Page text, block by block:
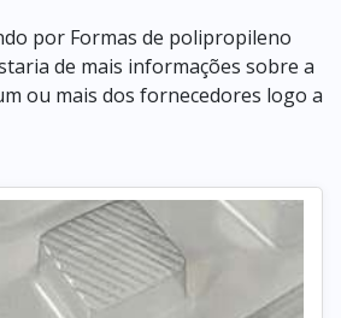
por Formas de polipropileno
de mais informações sobre a
ou mais dos fornecedores logo a